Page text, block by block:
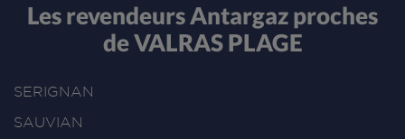
Les revendeurs Antargaz proches
de VALRAS PLAGE
SERIGNAN
SAUVIAN